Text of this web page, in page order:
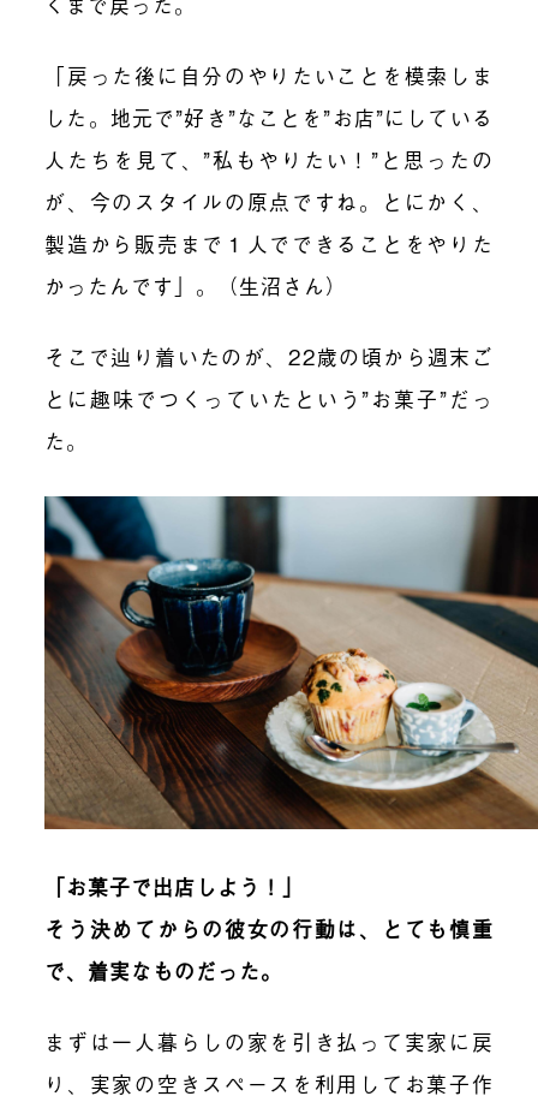
「戻った後に自分のやりたいことを模索しま
した。地元で”好き”なことを”お店”にしている
人たちを見て、”私もやりたい！”と思ったの
が、今のスタイルの原点ですね。とにかく、
製造から販売まで１人でできることをやりた
かったんです」。（生沼さん）
そこで辿り着いたのが、22歳の頃から週末ご
とに趣味でつくっていたという”お菓子”だっ
た。
「お菓子で出店しよう！」
そう決めてからの彼女の行動は、とても慎重
で、着実なものだった。
まずは一人暮らしの家を引き払って実家に戻
り、実家の空きスペースを利用してお菓子作